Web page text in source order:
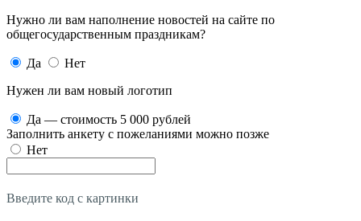
Нужно ли вам наполнение новостей на сайте по
общегосударственным праздникам?
Да
Нет
Нужен ли вам новый логотип
Да — стоимость 5 000 рублей
Заполнить анкету с пожеланиями можно позже
Нет
Введите код с картинки